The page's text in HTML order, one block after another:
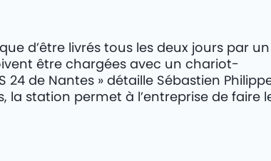
d’être livrés tous les deux jours par un
être chargées avec un chariot-
de Nantes » détaille Sébastien
la station permet à l’entreprise de faire